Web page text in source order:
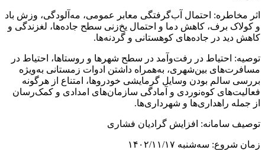
اثر مخاطره: احتمال آب‌گرفتگی معابر عمومی، مه‌آلودگی، وزش باد
و کولاک برف، کاهش دما و احتمال یخ‌زنی سطح جاده‌ها، لغزندگی و
کاهش دید در جاده‌های کوهستانی و گردنه‌ها.
توصیه: احتیاط در رفت‌وآمد در سطح شهر‌ها و روستاها، احتیاط در
مسافرت‌های بین‌شهری، به‌همراه داشتن ادوات زمستانی به‌ویژه
بررسی سالم بودن وسایل گرمایشی خودروها، امتناع از هرگونه
فعالیت‌های کوه‌نوردی و آمادگی سازمان‌های امدادی و کمک‌رسان
از جمله راهداری‌ها و شهرداری‌ها.
توصیف سامانه: افزایش گرادیان فشاری
زمان شروع: سه‌شنبه ۱۴۰۲/۱۱/۱۷